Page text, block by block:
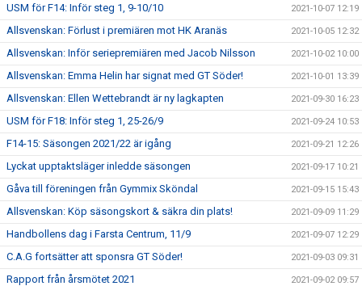
USM för F14: Inför steg 1, 9-10/10 2021-10-07 12:19
Allsvenskan: Förlust i premiären mot HK Aranäs 2021-10-05 12:32
Allsvenskan: Inför seriepremiären med Jacob Nilsson 2021-10-02 10:00
Allsvenskan: Emma Helin har signat med GT Söder! 2021-10-01 13:39
Allsvenskan: Ellen Wettebrandt är ny lagkapten 2021-09-30 16:23
USM för F18: Inför steg 1, 25-26/9 2021-09-24 10:53
F14-15: Säsongen 2021/22 är igång 2021-09-21 12:26
Lyckat upptaktsläger inledde säsongen 2021-09-17 10:21
Gåva till föreningen från Gymmix Sköndal 2021-09-15 15:43
Allsvenskan: Köp säsongskort & säkra din plats! 2021-09-09 11:29
Handbollens dag i Farsta Centrum, 11/9 2021-09-07 12:29
C.A.G fortsätter att sponsra GT Söder! 2021-09-03 09:31
Rapport från årsmötet 2021 2021-09-02 09:57